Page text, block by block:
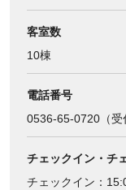
客室数
10棟
電話番号
0536-65-0720（受
チェックイン・チ
チェックイン：